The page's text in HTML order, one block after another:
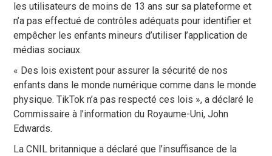
les utilisateurs de moins de 13 ans sur sa plateforme et
n’a pas effectué de contrôles adéquats pour identifier et
empêcher les enfants mineurs d’utiliser l’application de
médias sociaux.
« Des lois existent pour assurer la sécurité de nos
enfants dans le monde numérique comme dans le monde
physique. TikTok n’a pas respecté ces lois », a déclaré le
Commissaire à l’information du Royaume-Uni, John
Edwards.
La CNIL britannique a déclaré que l’insuffisance de la